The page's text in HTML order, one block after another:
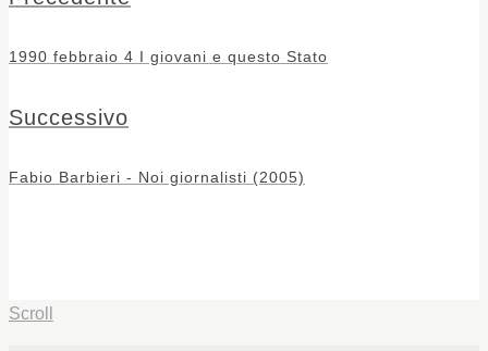
1990 febbraio 4 I giovani e questo Stato
Successivo
Fabio Barbieri - Noi giornalisti (2005)
Scroll